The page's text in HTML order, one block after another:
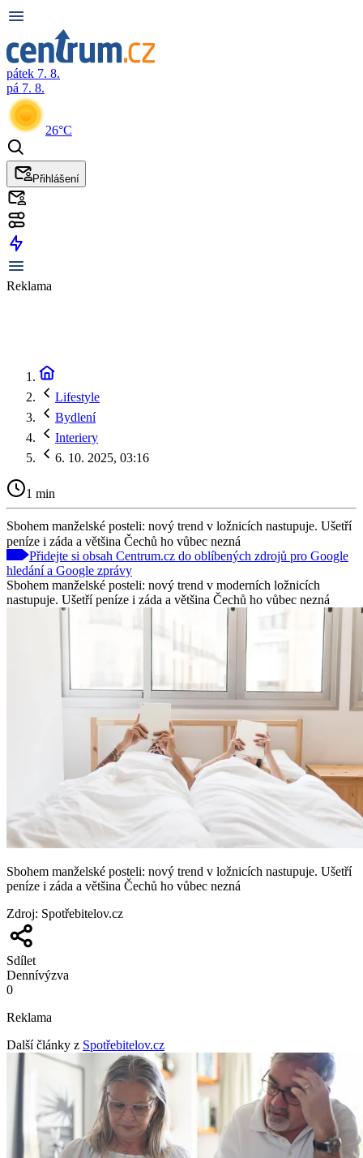
pátek 7. 8.
pá 7. 8.
26°C
Přihlášení
Reklama
Lifestyle
Bydlení
Interiery
6. 10. 2025, 03:16
1 min
Sbohem manželské posteli: nový trend v ložnicích nastupuje. Ušetří
peníze i záda a většina Čechů ho vůbec nezná
Přidejte si obsah Centrum.cz do oblíbených zdrojů pro Google
hledání a Google zprávy
Sbohem manželské posteli: nový trend v moderních ložnicích
nastupuje. Ušetří peníze i záda a většina Čechů ho vůbec nezná
Sbohem manželské posteli: nový trend v ložnicích nastupuje. Ušetří
peníze i záda a většina Čechů ho vůbec nezná
Zdroj: Spotřebitelov.cz
Sdílet
Dennívýzva
0
Reklama
Další články z Spotřebitelov.cz